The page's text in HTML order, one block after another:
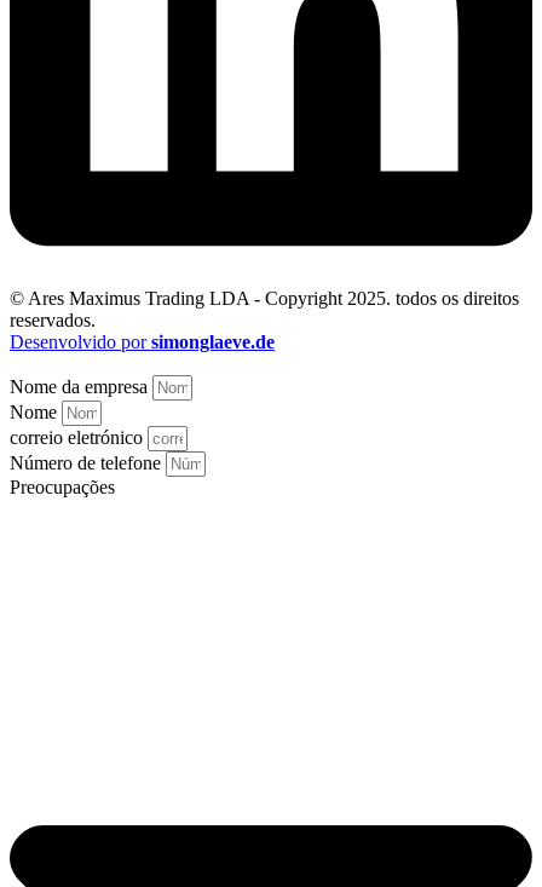
© Ares Maximus Trading LDA - Copyright 2025. todos os direitos
reservados.
Desenvolvido porsimonglaeve.de
Nome da empresa
Nome
correio eletrónico
Número de telefone
Preocupações